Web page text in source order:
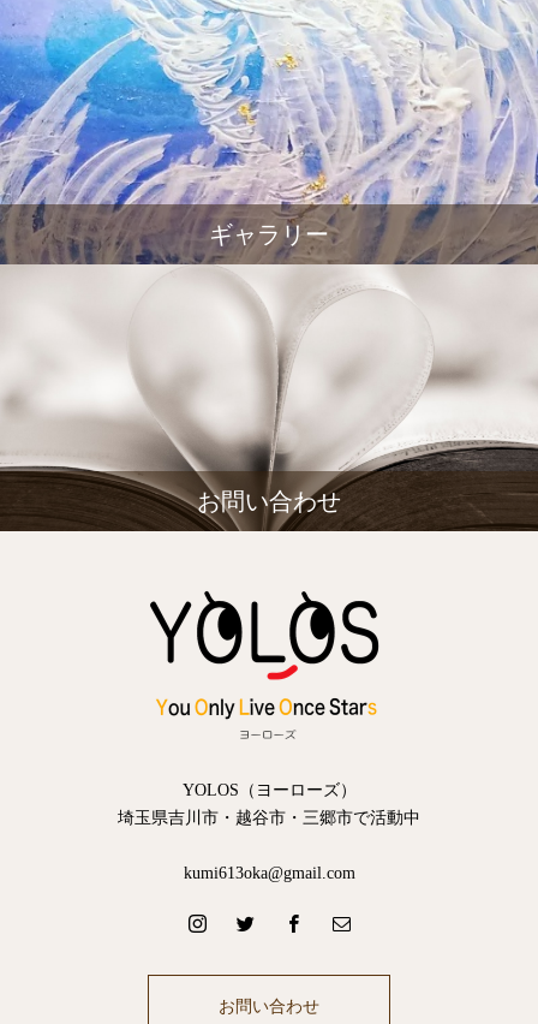
ギャラリー
お問い合わせ
YOLOS（ヨーローズ）
埼玉県吉川市・越谷市・三郷市で活動中
kumi613oka@gmail.com
お問い合わせ